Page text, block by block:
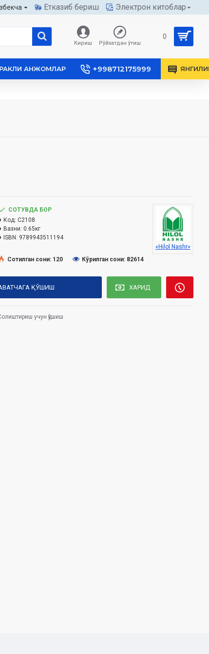
Етказиб бериш Электрон китоблар
Кириш Рўйхатдан ўтиш
0
АНЖОМЛАР +998712175999
СОТУВДА БОР
Код: C2108
Вазни: 0.65кг
ISBN: 9789943511194
«Hilol Nashr»
Сотилган сони: 120
Кўрилган сони: 82614
ҚЎШИШ ХАРИД
учун қўшиш